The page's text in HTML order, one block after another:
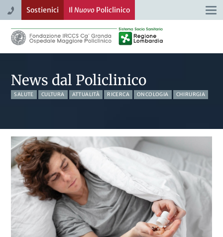
Sostienici Il NuovoPoliclinico
News dal Policlinico
SALUTE CULTURA ATTUALITÀ RICERCA ONCOLOGIA CHIRURGIA